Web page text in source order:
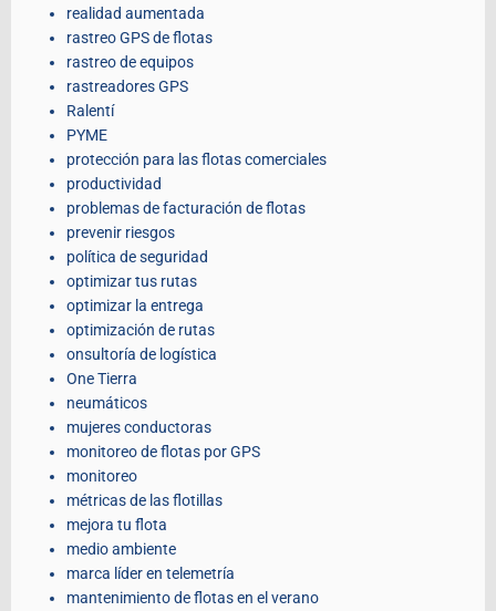
realidad aumentada
rastreo GPS de flotas
rastreo de equipos
rastreadores GPS
Ralentí
PYME
protección para las flotas comerciales
productividad
problemas de facturación de flotas
prevenir riesgos
política de seguridad
optimizar tus rutas
optimizar la entrega
optimización de rutas
onsultoría de logística
One Tierra
neumáticos
mujeres conductoras
monitoreo de flotas por GPS
monitoreo
métricas de las flotillas
mejora tu flota
medio ambiente
marca líder en telemetría
mantenimiento de flotas en el verano